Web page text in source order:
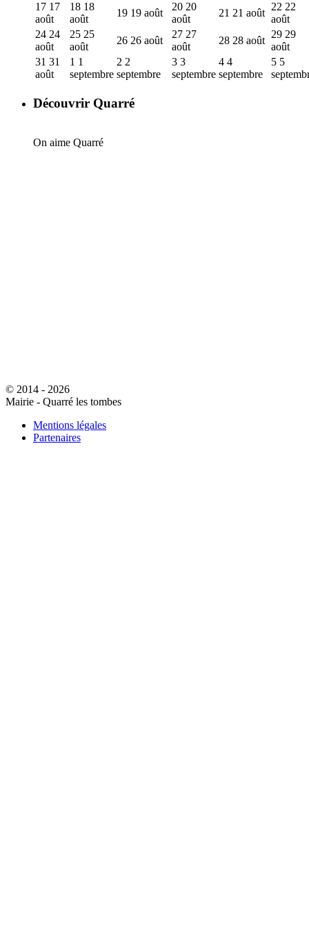
17 17
août
18 18
août
19 19 août
20 20
août
21 21 août
22 22
août
24 24
août
25 25
août
26 26 août
27 27
août
28 28 août
29 29
août
31 31
août
1 1
septembre
2 2
septembre
3 3
septembre
4 4
septembre
5 5
Découvrir Quarré
On aime Quarré
© 2014 - 2026
Mairie - Quarré les tombes
Mentions légales
Partenaires